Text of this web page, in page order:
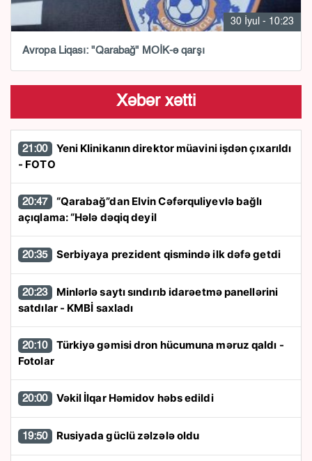
30 İyul - 10:23
Avropa Liqası: "Qarabağ" MOİK-ə qarşı
Xəbər xətti
21:00
- FOTO
20:47
açıqlama: “Hələ dəqiq deyil
20:35 Serbiyaya prezident qismində ilk dəfə getdi
20:23
satdılar - KMBİ saxladı
20:10
Fotolar
20:00 Vəkil İlqar Həmidov həbs edildi
19:50 Rusiyada güclü zəlzələ oldu